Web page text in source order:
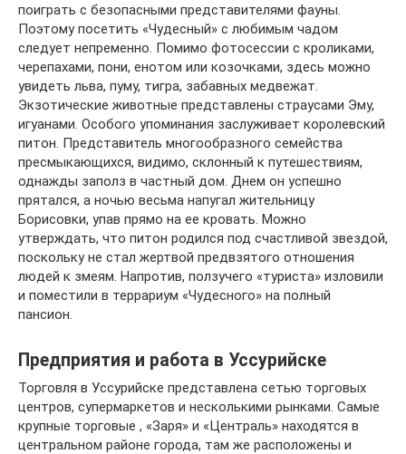
поиграть с безопасными представителями фауны.
Поэтому посетить «Чудесный» с любимым чадом
следует непременно. Помимо фотосессии с кроликами,
черепахами, пони, енотом или козочками, здесь можно
увидеть льва, пуму, тигра, забавных медвежат.
Экзотические животные представлены страусами Эму,
игуанами. Особого упоминания заслуживает королевский
питон. Представитель многообразного семейства
пресмыкающихся, видимо, склонный к путешествиям,
однажды заполз в частный дом. Днем он успешно
прятался, а ночью весьма напугал жительницу
Борисовки, упав прямо на ее кровать. Можно
утверждать, что питон родился под счастливой звездой,
поскольку не стал жертвой предвзятого отношения
людей к змеям. Напротив, ползучего «туриста» изловили
и поместили в террариум «Чудесного» на полный
пансион.
Предприятия и работа в Уссурийске
Торговля в Уссурийске представлена сетью торговых
центров, супермаркетов и несколькими рынками. Самые
крупные торговые , «Заря» и «Централь» находятся в
центральном районе города, там же расположены и